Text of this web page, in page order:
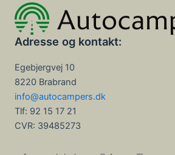
Adresse og kontakt:
Egebjergvej 10
8220 Brabrand
info@autocampers.dk
Tlf: 92 15 17 21
CVR: 39485273